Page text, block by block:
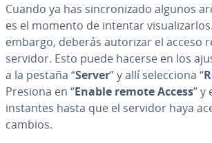
Cuando ya has si­n­cro­ni­za­do algunos
es el momento de intentar
embargo, deberás autorizar el acceso
servidor. Esto puede hacerse en los
a la pestaña “Server” y allí se­le­c­cio­na “
Presiona en “Enable remote Access” y
instantes hasta que el servidor haya
cambios.